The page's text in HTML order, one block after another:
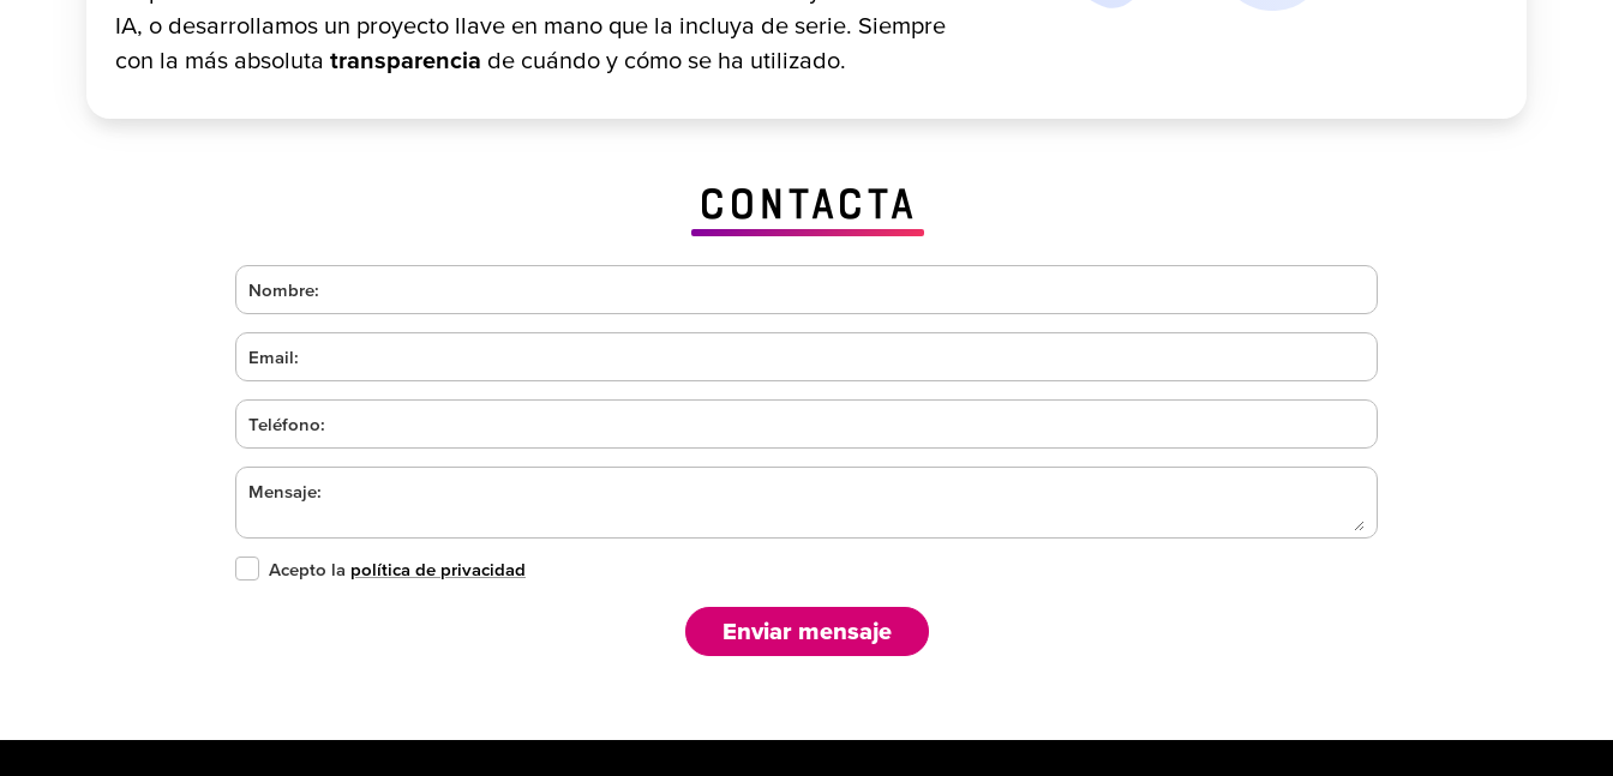
IA, o desarrollamos un proyecto llave en mano que la incluya de serie. Siempre
con la más absoluta transparencia de cuándo y cómo se ha utilizado.
Contacta
Nombre:
Email:
Teléfono:
Mensaje:
Acepto la política de privacidad